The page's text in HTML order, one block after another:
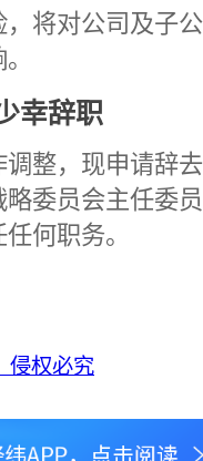
将对公司及子
幸辞职
整，现申请辞
委员会主任委
何职务。
侵权必究